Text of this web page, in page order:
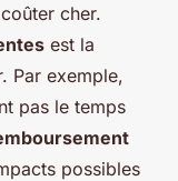
cher.
est la
Par exemple,
pas le temps
possibles